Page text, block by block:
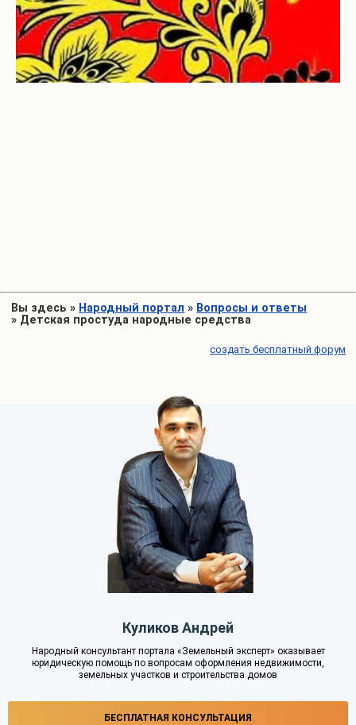
Вы здесь » Народный портал » Вопросы и ответы
» Детская простуда народные средства
создать бесплатный форум
Куликов Андрей
Народный консультант портала «Земельный эксперт» оказывает
юридическую помощь по вопросам оформления недвижимости,
земельных участков и строительства домов
БЕСПЛАТНАЯ КОНСУЛЬТАЦИЯ